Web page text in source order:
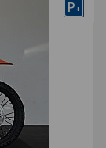
P+